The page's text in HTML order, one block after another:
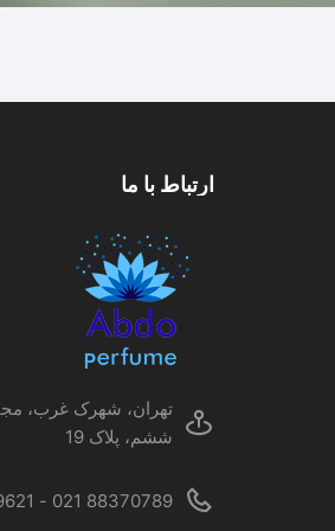
ارتباط با ما
تهران، شهرک غرب،
ششم، پلاک 19
88370789 021 - 09125559621